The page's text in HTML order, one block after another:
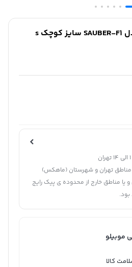
چمدان برند پک ایزی مدل SAUBER-F1 سایز کوچک s
مناطق تهران و شهرستان (ماهکس)
یا مناطق خارج از محدوده ی پیک رایج
موبیلو
کالا